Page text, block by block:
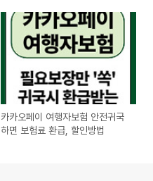
카카오페이 여행자보험 안전귀국
하면 보험료 환급, 할인방법